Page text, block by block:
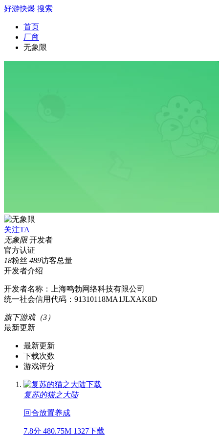
好游快爆 搜索
首页
厂商
无象限
关注TA
无象限 开发者
官方认证
18粉丝 489访客总量
开发者介绍
开发者名称：上海鸣勃网络科技有限公司
统一社会信用代码：91310118MA1JLXAK8D
旗下游戏（3）
最新更新
最新更新
下载次数
游戏评分
复苏的猫之大陆
回合放置养成
7.8分 480.75M 1327下载